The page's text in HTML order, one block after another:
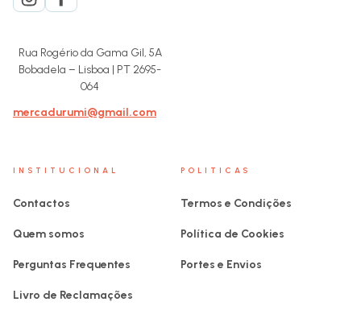
Rua Rogério da Gama Gil, 5A
Bobadela – Lisboa | PT 2695-
064
mercadurumi@gmail.com
INSTITUCIONAL
Contactos
Quem somos
Perguntas Frequentes
Livro de Reclamações
POLITICAS
Termos e Condições
Política de Cookies
Portes e Envios